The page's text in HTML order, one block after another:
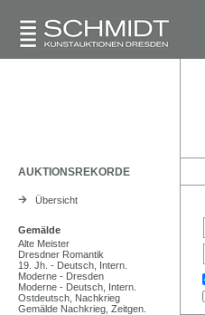
AUKTIONSREKORDE
Übersicht
Gemälde
Alte Meister
Dresdner Romantik
19. Jh. - Deutsch, Intern.
Moderne - Dresden
Moderne - Deutsch, Intern.
Ostdeutsch, Nachkrieg
Gemälde Nachkrieg, Zeitgen.